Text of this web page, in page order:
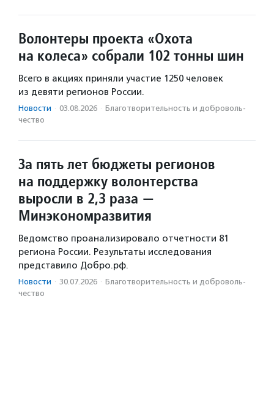
Волонтеры проекта «Охота
на колеса» собрали 102 тонны шин
Всего в акциях приняли участие 1250 человек
из девяти регионов России.
Новости · 03.08.2026 · Благотвори­тель­ность и доброволь­
чест­во
За пять лет бюджеты регионов
на поддержку волонтерства
выросли в 2,3 раза —
Минэкономразвития
Ведомство проанализировало отчетности 81
региона России. Результаты исследования
представило Добро.рф.
Новости · 30.07.2026 · Благотвори­тель­ность и доброволь­
чест­во